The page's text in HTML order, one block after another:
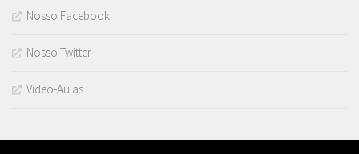
Nosso Facebook
Nosso Twitter
Vídeo-Aulas